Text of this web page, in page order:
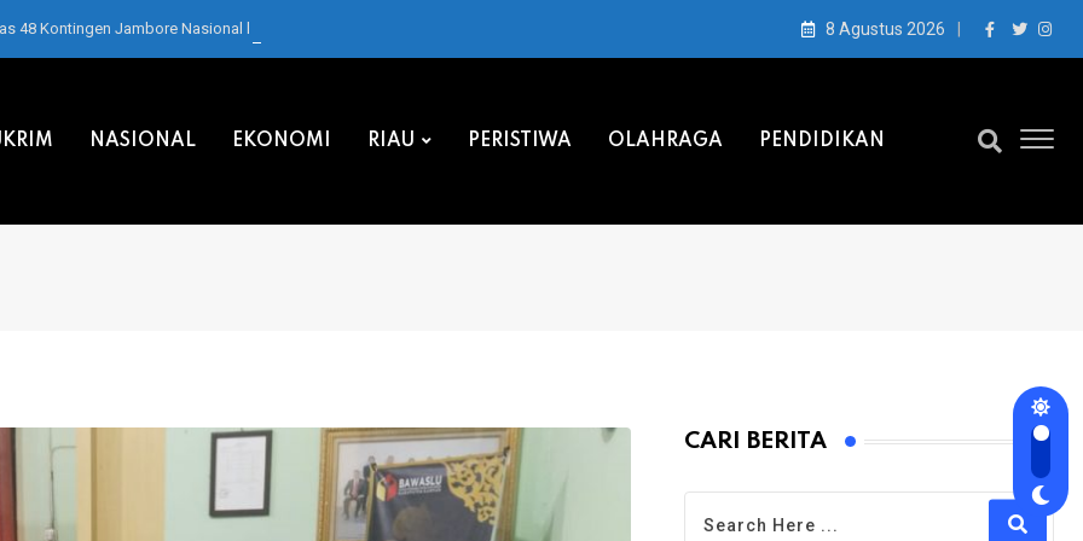
48 Kontingen Jambore Nasional ke Cibubur 8 Agustus 2026
NASIONAL EKONOMI RIAU PERISTIWA OLAHRAGA PENDIDIKAN
CARI BERITA